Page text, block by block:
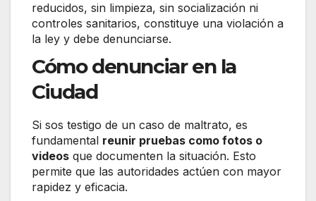
reducidos, sin limpieza, sin socialización ni
controles sanitarios, constituye una violación a
la ley y debe denunciarse.
Cómo denunciar en la
Ciudad
Si sos testigo de un caso de maltrato, es
fundamental reunir pruebas como fotos o
videos que documenten la situación. Esto
permite que las autoridades actúen con mayor
rapidez y eficacia.